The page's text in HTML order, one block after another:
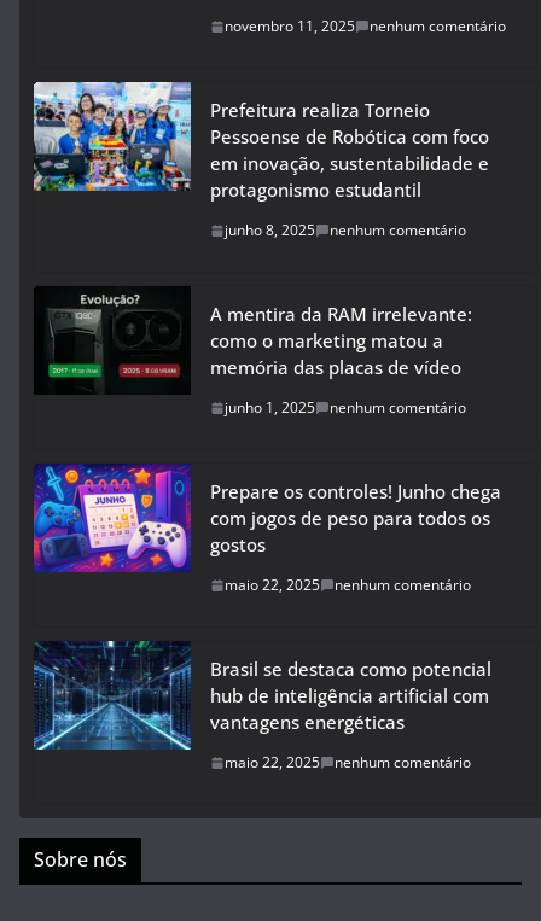
novembro 11, 2025 nenhum comentário
Prefeitura realiza Torneio
Pessoense de Robótica com foco
em inovação, sustentabilidade e
protagonismo estudantil
junho 8, 2025 nenhum comentário
A mentira da RAM irrelevante:
como o marketing matou a
memória das placas de vídeo
junho 1, 2025 nenhum comentário
Prepare os controles! Junho chega
com jogos de peso para todos os
gostos
maio 22, 2025 nenhum comentário
Brasil se destaca como potencial
hub de inteligência artificial com
vantagens energéticas
maio 22, 2025 nenhum comentário
Sobre nós